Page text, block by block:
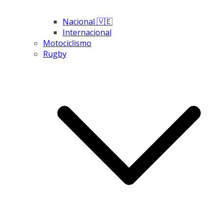
Nacional 🇻🇪
Internacional
Motociclismo
Rugby